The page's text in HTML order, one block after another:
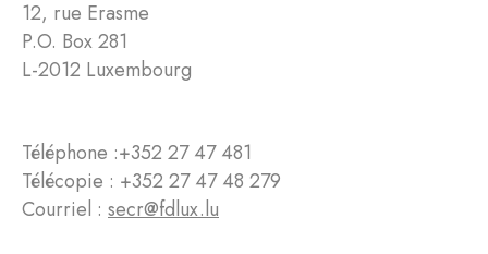
12, rue Erasme
P.O. Box 281
L-2012 Luxembourg
Téléphone :+352 27 47 481
Télécopie : +352 27 47 48 279
Courriel : secr@fdlux.lu